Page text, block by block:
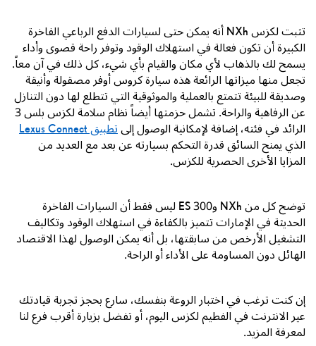
تثبت لكزسNXhأنه يمكن حتى لسيارات الدفع الرباعي الفاخرة
الكبيرة أن تكون فعالة في استهلاك الوقود وتوفر راحة قصوى وأداء
يسمح لك بالذهاب لأي مكان والقيام بأي شيء، كل ذلك في آن معاً.
تجعل منها ميزاتها الرائعة هذه سيارة كروس أوفر مصقولة وأنيقة
وصديقة للبيئة تتمتع بالعملية والموثوقية التي تتطلع لها دون التنازل
عن الرفاهية والراحة. تشمل حزمتها أيضاً نظام سلامة لكزس بلس3
الرائد في فئته، إضافة لإمكانية الوصول إلىتطبيقLexus Connect
الذي يمنح السائق قدرة التحكم بسيارته عن بعد مع العديد من
المزايا الأخرى الحصرية للكزس.
توضح كل منNXhوES 300ليس فقط أن السيارات الفاخرة
الحديثة في الإمارات تتميز بالكفاءة في استهلاك الوقود وتكاليف
التشغيل الأرخص من سابقتها، بل أنه يمكن الوصول لهذا الاقتصاد
الهائل دون المساومة على الأداء أو الراحة.
إن كنت ترغب في اختبار الروعة بنفسك، سارع بحجز تجربة قيادتك
عير الانترنت في الفطيم لكزس اليوم، أو تفضل بزيارة أقرب فرع لنا
لمعرفة المزيد.